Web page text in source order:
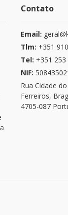
Contato
Email:
Tlm: +351
Tel: +351
NIF:
Rua Cidade
Ferreiros,
4705-087